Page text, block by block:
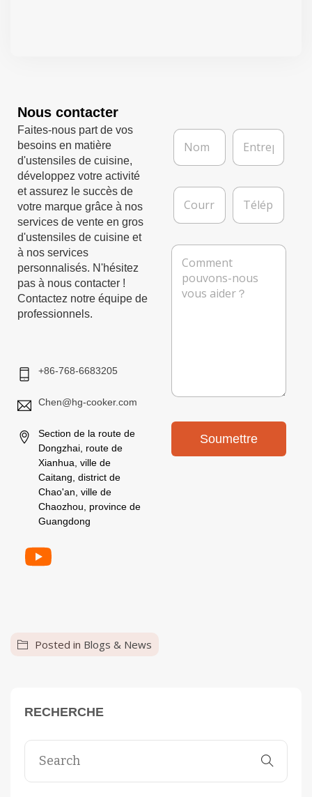
Nous contacter
Faites-nous part de vos
besoins en matière
d'ustensiles de cuisine,
développez votre activité
et assurez le succès de
votre marque grâce à nos
services de vente en gros
d'ustensiles de cuisine et
à nos services
personnalisés. N'hésitez
pas à nous contacter !
Contactez notre équipe de
professionnels.
+86-768-6683205
Chen@hg-cooker.com
Section de la route de
Dongzhai, route de
Xianhua, ville de
Caitang, district de
Chao'an, ville de
Chaozhou, province de
Guangdong
N
m
E
t
e
C
u
r
T
l
p
h
o
n
e
M
Soumettre
Posted in Blogs & News
RECHERCHE